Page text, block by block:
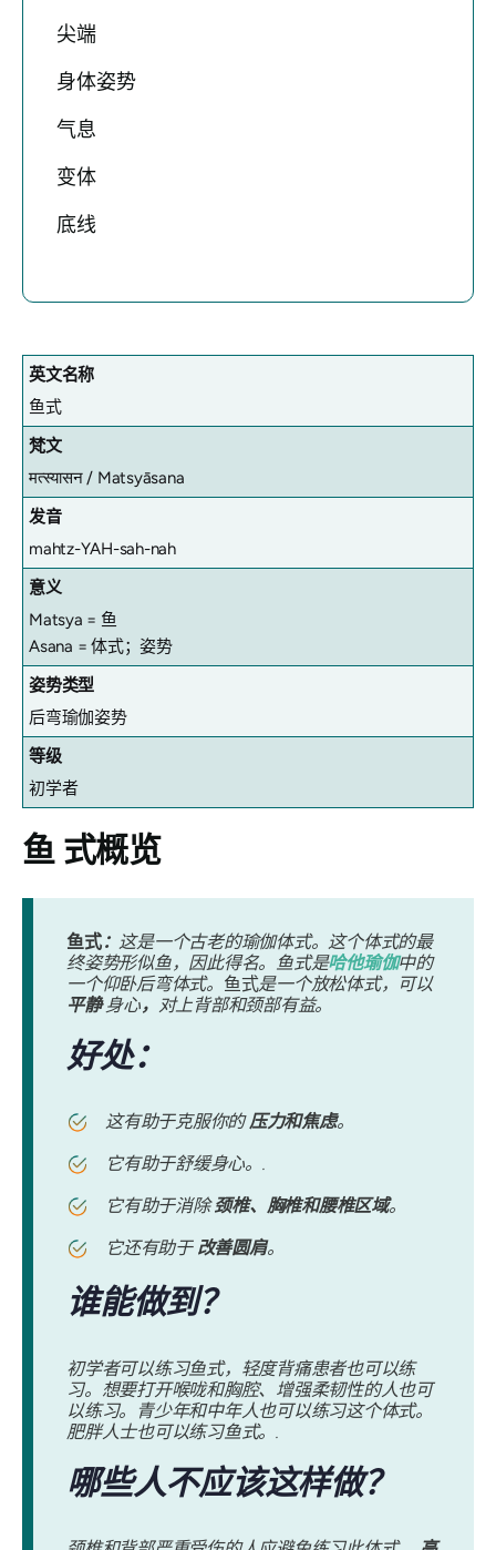
尖端
身体姿势
气息
变体
底线
英文名称
鱼式
梵文
मत्स्यासन / Matsyāsana
发音
mahtz-YAH-sah-nah
意义
Matsya = 鱼
Asana = 体式；姿势
姿势类型
后弯瑜伽姿势
等级
初学者
鱼式概览
鱼式： 这是一个古老的瑜伽体式。这个体式的最
终姿势形似鱼，因此得名。鱼式是哈他瑜伽中的
一个仰卧后弯体式。 鱼式是一个放松体式，可以
平静身心， 对上背部和颈部有益。
好处：
这有助于克服你的压力和焦虑。
它有助于舒缓身心。.
它有助于消除颈椎、胸椎和腰椎区域。
它还有助于 改善圆肩。
谁能做到？
初学者可以练习鱼式，轻度背痛患者也可以练
习。想要打开喉咙和胸腔、增强柔韧性的人也可
以练习。青少年和中年人也可以练习这个体式。
肥胖人士也可以练习鱼式。.
哪些人不应该这样做？